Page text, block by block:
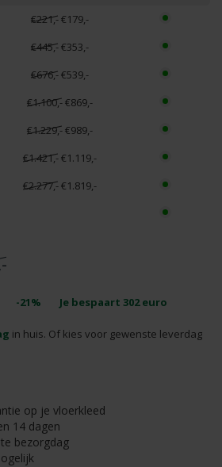
€221,-€179,-
€445,-€353,-
€676,-€539,-
€1.100,-€869,-
€1.229,-€989,-
€1.421,-€1.119,-
€2.277,-€1.819,-
-21% Je bespaart 302euro
in huis. Of kies voor gewenste leverdag
op je vloerkleed
14 dagen
bezorgdag